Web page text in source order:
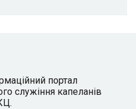
портал
служіння капеланів